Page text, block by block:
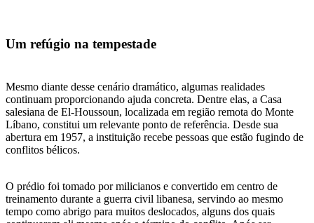
Um refúgio na tempestade
Mesmo diante desse cenário dramático, algumas realidades
continuam proporcionando ajuda concreta. Dentre elas, a Casa
salesiana de El-Houssoun, localizada em região remota do Monte
Líbano, constitui um relevante ponto de referência. Desde sua
abertura em 1957, a instituição recebe pessoas que estão fugindo de
conflitos bélicos.
O prédio foi tomado por milicianos e convertido em centro de
treinamento durante a guerra civil libanesa, servindo ao mesmo
tempo como abrigo para muitos deslocados, alguns dos quais